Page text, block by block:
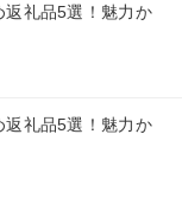
返礼品5選！魅力か
返礼品5選！魅力か